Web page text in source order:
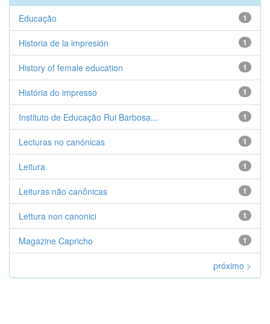
1
Educação
1
Historia de la impresión
1
History of female education
1
História do impresso
1
Instituto de Educação Rui Barbosa...
1
Lecturas no canónicas
1
Leitura
1
Leituras não canônicas
1
Lettura non canonici
1
Magazine Capricho
próximo >